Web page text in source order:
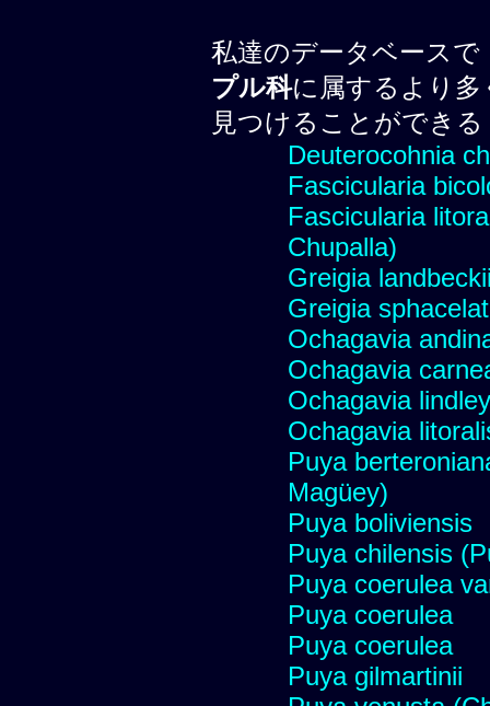
私達のデータベース
プル科に属するより多
見つけることができる
Deuterocohnia
Fascicularia
Fascicularia
Chupalla)
Greigia
Greigia
Ochagavia
Ochagavia
Ochagavia
Ochagavia
Puya
Magüey)
Puya boliviensis
Puya chilensis
Puya coerulea
Puya coerulea
Puya coerulea
Puya gilmartinii